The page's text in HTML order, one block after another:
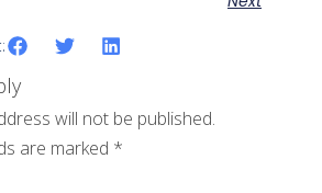
will not be published.
are marked *